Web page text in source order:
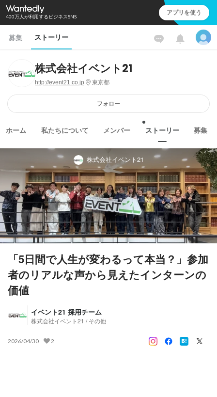
400万人が利用するビジネスSNS アプリを使う
募集 ストーリー
株式会社イベント21
http://event21.co.jp 東京都
フォロー
ホーム 私たちについて メンバー ストーリー 募集
株式会社イベント21
「5日間で人生が変わるって本当？」参加
者のリアルな声から見えたインターンの
価値
イベント21 採用チーム
株式会社イベント21 / その他
2026/04/30 2